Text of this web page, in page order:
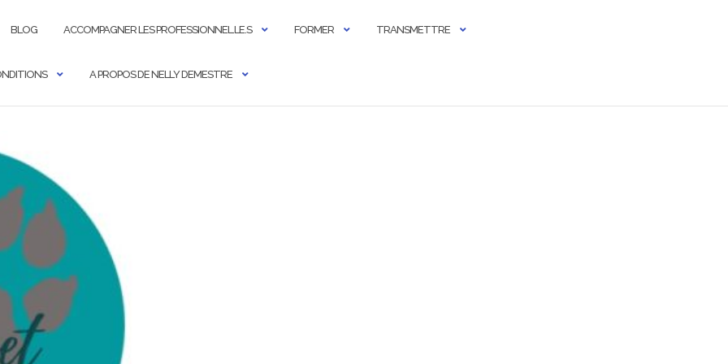
BLOG ACCOMPAGNER LES PROFESSIONNEL.LE.S FORMER TRANSMETTRE
A PROPOS DE NELLY DEMESTRE